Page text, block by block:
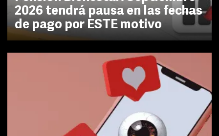
2026 tendrá pausa en las fechas
de pago por ESTE motivo